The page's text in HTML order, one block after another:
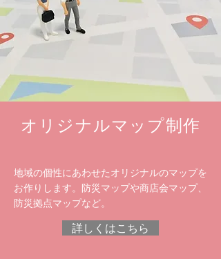
オリジナルマップ制作
地域の個性にあわせたオリジナルのマップを
お作りします。防災マップや商店会マップ、
防災拠点マップなど。
詳しくはこちら